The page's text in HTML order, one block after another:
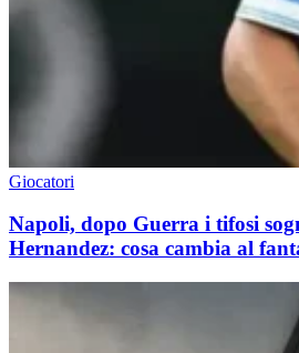
Giocatori
Napoli, dopo Guerra i tifosi
Hernandez: cosa cambia al